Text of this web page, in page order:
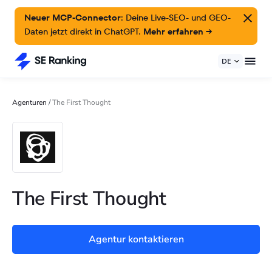
Neuer MCP-Connector: Deine Live-SEO- und GEO-
Daten jetzt direkt in ChatGPT. Mehr erfahren →
DE
Agenturen /The First Thought
The First Thought
Agentur kontaktieren